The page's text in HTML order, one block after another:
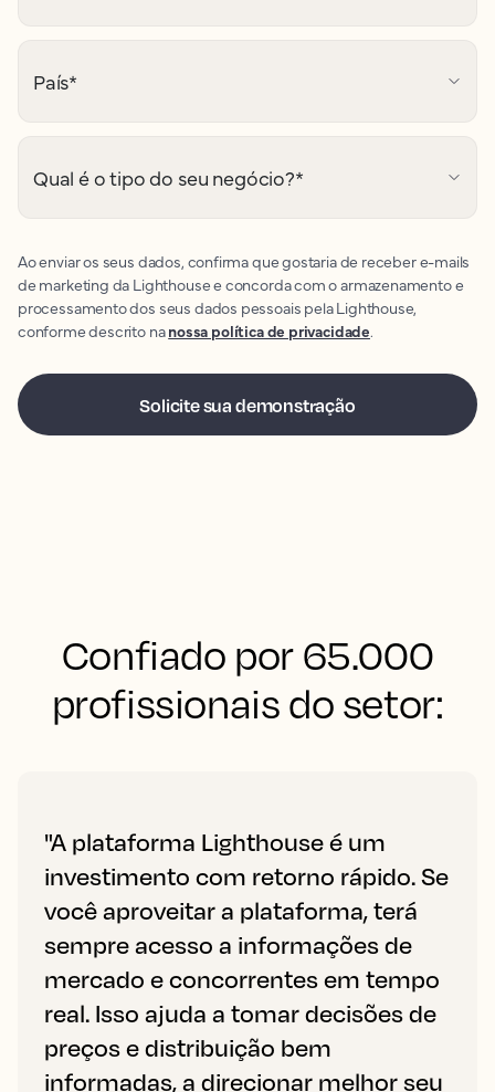
País*
Qual é o tipo do seu negócio?*
Ao enviar os seus dados, confirma que gostaria de receber e-mails
de marketing da Lighthouse e concorda com o armazenamento e
processamento dos seus dados pessoais pela Lighthouse,
conforme descrito nanossa política de privacidade.
Confiado por 65.000
profissionais do setor:
"A plataforma Lighthouse é um
investimento com retorno rápido. Se
você aproveitar a plataforma, terá
sempre acesso a informações de
mercado e concorrentes em tempo
real. Isso ajuda a tomar decisões de
preços e distribuição bem
informadas, a direcionar melhor seu